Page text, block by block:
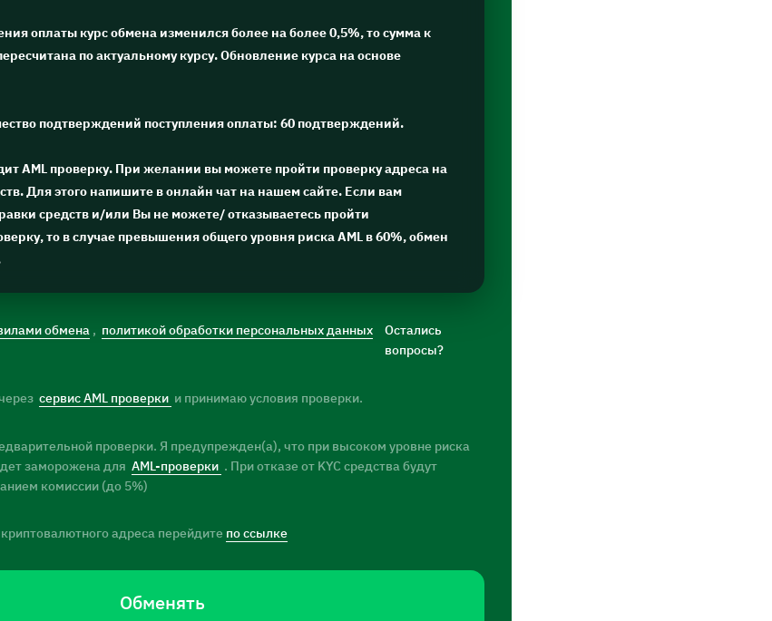
оплаты курс обмена изменился более на более 0,5%, то сумма к
по актуальному курсу. Обновление курса на основе
подтверждений поступления оплаты: 60 подтверждений.
AML проверку. При желании вы можете пройти проверку адреса на
Для этого напишите в онлайн чат на нашем сайте. Если вам
средств и/или Вы не можете/ отказываетесь пройти
то в случае превышения общего уровня риска AML в 60%, обмен
обмена , политикой обработки персональных данных
Остались
вопросы?
сервис AML проверки и принимаю условия проверки.
проверки. Я предупрежден(а), что при высоком уровне риска
заморожена для AML-проверки . При отказе от KYC средства будут
комиссии (до 5%)
адреса перейдите по ссылке
Обменять